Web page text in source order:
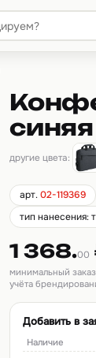
синяя
другие цвета:
арт.02-119369
тип нанесения:
1 368.00
минимальный
учёта
Добавить в
Наличие